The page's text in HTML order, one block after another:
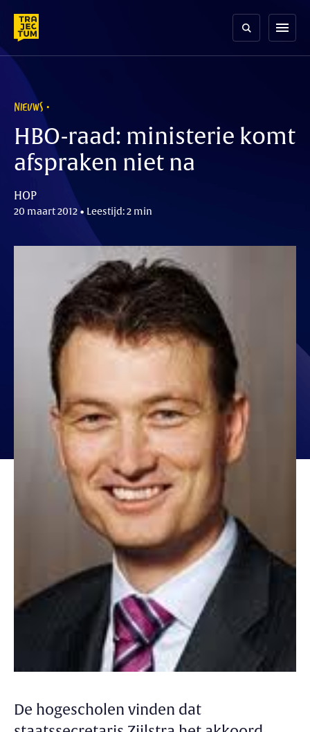
content
menu
NIEUWS
HBO-raad: ministerie komt
afspraken niet na
HOP
20 maart 2012 • Leestijd: 2 min
De hogescholen vinden dat